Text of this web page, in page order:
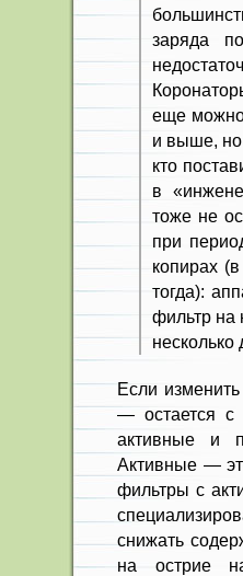
заряда
еще
и выше, но
кто
в
тоже не
при
копирах
тогда):
фильтр на
несколько
Если
— остается с
активные и
Активные —
фильтры с
снижать
на острие